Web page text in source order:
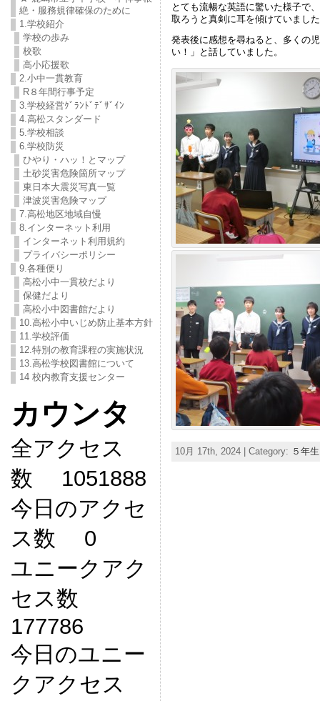
絶・服務規律確保のために
1.学校紹介
学校の歩み
校歌
高小応援歌
2.小中一貫教育
R８年間行事予定
3.学校経営ｸﾞﾗﾝﾄﾞﾃﾞｻﾞｲﾝ
4.高松スタンダード
5.学校相談
6.学校防災
ひやり・ハッ！とマップ
土砂災害危険箇所マップ
東日本大震災写真一覧
津波災害危険マップ
7.高松地区地域自慢
8.インターネット利用
インターネット利用規約
プライバシーポリシー
9.各種便り
高松小中一貫校だより
保健だより
高松小中図書館だより
10.高松小中いじめ防止基本方針
11.学校評価
12.特別の教育課程の実施状況
13.高松学校図書館について
14 校内教育支援センター
カウンタ
全アクセス
数 1051888
今日のアクセ
ス数 0
ユニークアク
セス数
177786
今日のユニー
クアクセス
とても流暢な英語に驚いた様子で
取ろうと真剣に耳を傾けていまし
発表後に感想を尋ねると、多くの
い！」と話していました。
10月 17th, 2024 | Category: ５年生